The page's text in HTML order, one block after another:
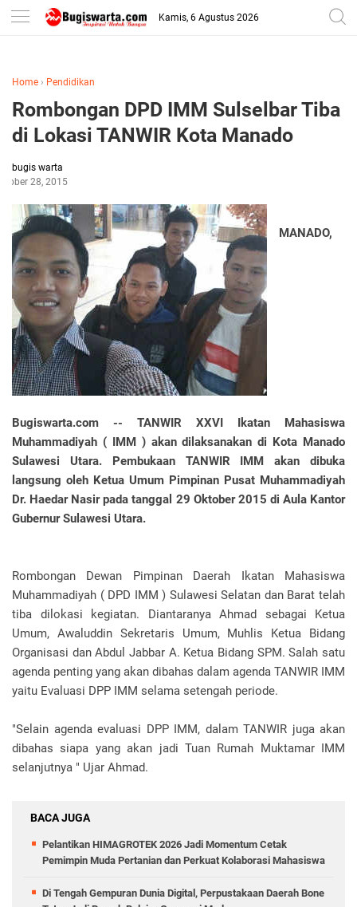
-->
Kamis, 6 Agustus 2026
Home › Pendidikan
Rombongan DPD IMM Sulselbar Tiba
di Lokasi TANWIR Kota Manado
bugis warta
28, 2015
MANADO,
Bugiswarta.com -- TANWIR XXVI Ikatan Mahasiswa
Muhammadiyah ( IMM ) akan dilaksanakan di Kota Manado
Sulawesi Utara. Pembukaan TANWIR IMM akan dibuka
langsung oleh Ketua Umum Pimpinan Pusat Muhammadiyah
Dr. Haedar Nasir pada tanggal 29 Oktober 2015 di Aula Kantor
Gubernur Sulawesi Utara.
Rombongan Dewan Pimpinan Daerah Ikatan Mahasiswa
Muhammadiyah ( DPD IMM ) Sulawesi Selatan dan Barat telah
tiba dilokasi kegiatan. Diantaranya Ahmad sebagai Ketua
Umum, Awaluddin Sekretaris Umum, Muhlis Ketua Bidang
Organisasi dan Abdul Jabbar A. Ketua Bidang SPM. Salah satu
agenda penting yang akan dibahas dalam agenda TANWIR IMM
yaitu Evaluasi DPP IMM selama setengah periode.
"Selain agenda evaluasi DPP IMM, dalam TANWIR juga akan
dibahas siapa yang akan jadi Tuan Rumah Muktamar IMM
selanjutnya " Ujar Ahmad.
BACA JUGA
Pelantikan HIMAGROTEK 2026 Jadi Momentum Cetak
Pemimpin Muda Pertanian dan Perkuat Kolaborasi Mahasiswa
Di Tengah Gempuran Dunia Digital, Perpustakaan Daerah Bone